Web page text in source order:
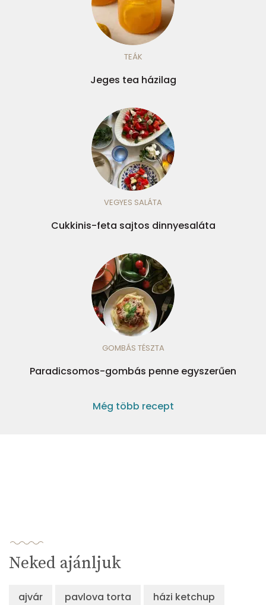
TEÁK
Jeges tea házilag
VEGYES SALÁTA
Cukkinis-feta sajtos dinnyesaláta
GOMBÁS TÉSZTA
Paradicsomos-gombás penne egyszerűen
Még több recept
Neked ajánljuk
ajvár pavlova torta házi ketchup